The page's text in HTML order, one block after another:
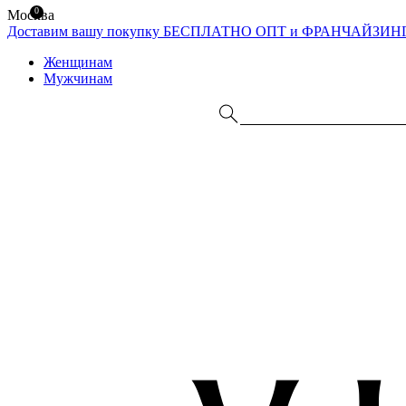
Москва
Доставим вашу покупку БЕСПЛАТНО ОПТ и
Женщинам
Мужчинам
0